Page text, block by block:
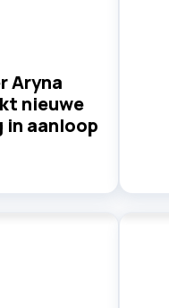
Aryna
nieuwe
aanloop